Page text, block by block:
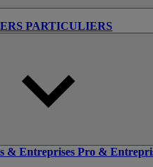
PARTICULIERS
& Entreprises Pro &